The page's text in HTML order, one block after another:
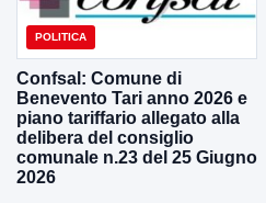
POLITICA
Confsal: Comune di
Benevento Tari anno 2026 e
piano tariffario allegato alla
delibera del consiglio
comunale n.23 del 25 Giugno
2026